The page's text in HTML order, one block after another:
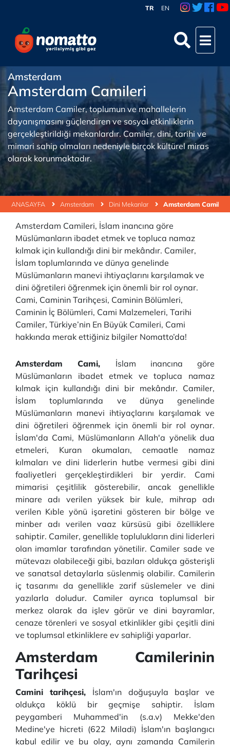
TR EN
ANASAYFA Amsterdam Dini Mekanlar Amsterdam Camileri
Amsterdam
Amsterdam Camileri
Amsterdam Camiler, toplumun ve mahallelerin
dayanışmasını güçlendiren ve sosyal etkinliklerin
gerçekleştirildiği mekanlardır. Camiler, dini, tarihi ve
mimari sahip olmaları nedeniyle birçok kültürel miras
olarak korunmaktadır.
Amsterdam Camileri, İslam inancına göre
Müslümanların ibadet etmek ve topluca namaz
kılmak için kullandığı dini bir mekândır. Camiler,
İslam toplumlarında ve dünya genelinde
Müslümanların manevi ihtiyaçlarını karşılamak ve
dini öğretileri öğrenmek için önemli bir rol oynar.
Cami, Caminin Tarihçesi, Caminin Bölümleri,
Caminin İç Bölümleri, Cami Malzemeleri, Tarihi
Camiler, Türkiye’nin En Büyük Camileri, Cami
hakkında merak ettiğiniz bilgiler Nomatto’da!
Amsterdam Cami, İslam inancına göre
Müslümanların ibadet etmek ve topluca namaz
kılmak için kullandığı dini bir mekândır. Camiler,
İslam toplumlarında ve dünya genelinde
Müslümanların manevi ihtiyaçlarını karşılamak ve
dini öğretileri öğrenmek için önemli bir rol oynar.
İslam'da Cami, Müslümanların Allah'a yönelik dua
etmeleri, Kuran okumaları, cemaatle namaz
kılmaları ve dini liderlerin hutbe vermesi gibi dini
faaliyetleri gerçekleştirdikleri bir yerdir. Cami
mimarisi çeşitlilik gösterebilir, ancak genellikle
minare adı verilen yüksek bir kule, mihrap adı
verilen Kıble yönü işaretini gösteren bir bölge ve
minber adı verilen vaaz kürsüsü gibi özelliklere
sahiptir. Camiler, genellikle toplulukların dini liderleri
olan imamlar tarafından yönetilir. Camiler sade ve
mütevazı olabileceği gibi, bazıları oldukça gösterişli
ve sanatsal detaylarla süslenmiş olabilir. Camilerin
iç tasarımı da genellikle zarif süslemeler ve dini
yazılarla doludur. Camiler ayrıca toplumsal bir
merkez olarak da işlev görür ve dini bayramlar,
cenaze törenleri ve sosyal etkinlikler gibi çeşitli dini
ve toplumsal etkinliklere ev sahipliği yaparlar.
Amsterdam Camilerinin
Tarihçesi
Camini tarihçesi, İslam'ın doğuşuyla başlar ve
oldukça köklü bir geçmişe sahiptir. İslam
peygamberi Muhammed'in (s.a.v) Mekke'den
Medine'ye hicreti (622 Miladi) İslam'ın başlangıcı
kabul edilir ve bu olay, aynı zamanda Camilerin